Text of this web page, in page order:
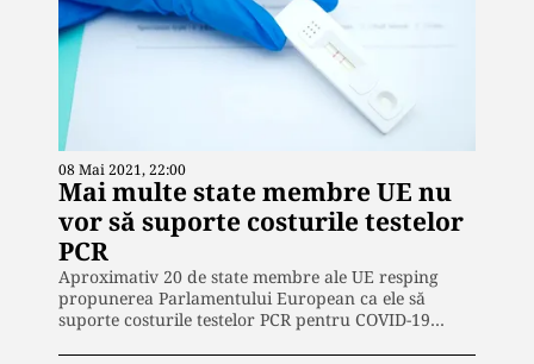
08 Mai 2021, 22:00
Mai multe state membre UE nu
vor să suporte costurile testelor
PCR
Aproximativ 20 de state membre ale UE resping
propunerea Parlamentului European ca ele să
suporte costurile testelor PCR pentru COVID-19…